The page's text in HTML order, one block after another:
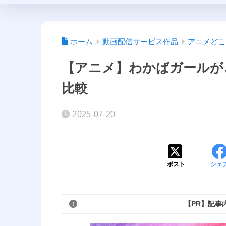
ホーム 動画配信サービス作品 アニメど
【アニメ】わかばガール
比較
2025-07-20
ポスト シェ
【PR】記